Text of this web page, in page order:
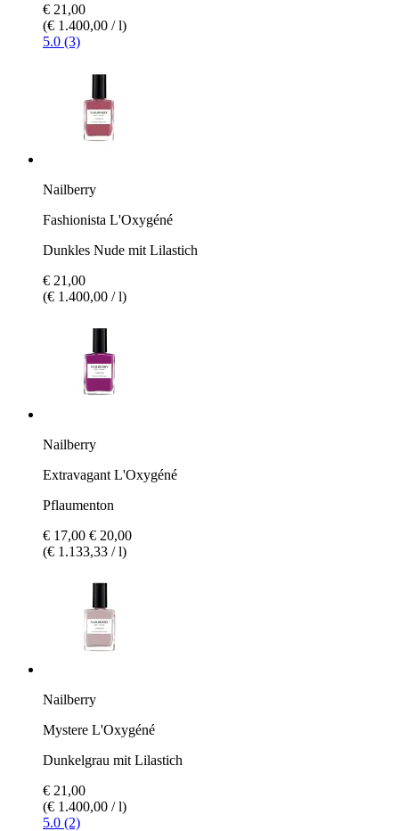
€ 21,00
(€ 1.400,00 / l)
5.0 (3)
Nailberry
Fashionista L'Oxygéné
Dunkles Nude mit Lilastich
€ 21,00
(€ 1.400,00 / l)
Nailberry
Extravagant L'Oxygéné
Pflaumenton
€ 17,00 € 20,00
(€ 1.133,33 / l)
Nailberry
Mystere L'Oxygéné
Dunkelgrau mit Lilastich
€ 21,00
(€ 1.400,00 / l)
5.0 (2)